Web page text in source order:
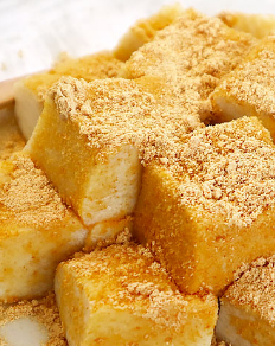
糖質 糖質オフ
貧血
足のつり 運動